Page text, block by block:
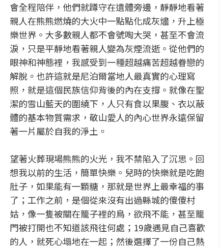
會全程陪伴，他們就蹲守在遺體旁邊，靜靜地看著
親人在熊熊燃燒的大火中一點點化成灰燼，升上極
樂世界。大多數親人都不會號啕大哭，甚至不會流
淚，只是平靜地看著親人變為灰煙流逝。從他們的
眼神和神態裡，我感受到一種超越痛苦超越眷戀的
解脫。也許這就是尼泊爾當地人最真實的心理寫
照，就是這個民族信仰背後的內在支撐。就像在聖
潔的雪山藍天的圍繞下，人只有食以果腹、衣以蔽
體的基本物質需求，敬山愛人的內心世界永遠保留
著一片屬於自我的淨土。
望著火葬現場熊熊的火光，我不禁陷入了沉思。回
想我以前的生活，簡單快樂。兒時的快樂就是吃飽
肚子，如果能有一顆糖，那就是世界上最幸福的事
了；工作之前，是個從來沒有出過縣城的傻傻村
姑，像一隻被關在籠子裡的鳥，欲飛不能，甚至籠
門被打開也不知道該飛往何處；19歲遇見自己喜歡
的人，就死心塌地在一起；然後選擇了一份自己熱